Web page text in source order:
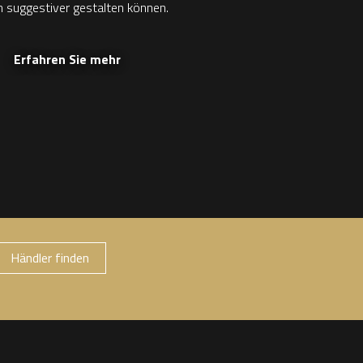
suggestiver gestalten können.
Erfahren Sie mehr
Händler finden